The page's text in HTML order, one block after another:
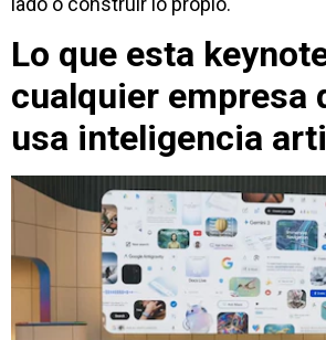
Lo que esta
cualquier empresa
usa inteligencia